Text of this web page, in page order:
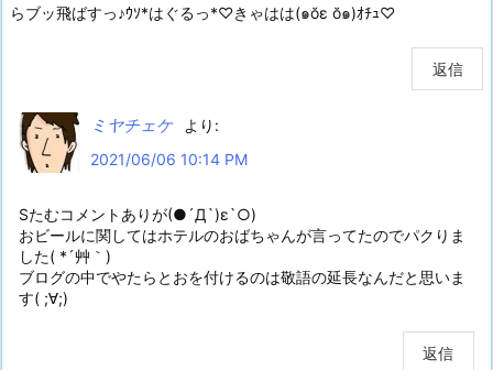
らブッ飛ばすっ♪ｳｿ*はぐるっ*♡きゃはは(๑ŏε ŏ๑)ｵﾁｭ♡
返信
ミヤチェケ
より:
2021/06/06 10:14 PM
Sたむコメントありが(●´Д`)ε`○)
おビールに関してはホテルのおばちゃんが言ってたのでパクりま
した( *´艸｀)
ブログの中でやたらとおを付けるのは敬語の延長なんだと思いま
す( ;∀;)
返信